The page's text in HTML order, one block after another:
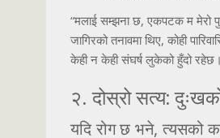
“मलाई सम्झना छ, एकपटक म मेरो
जागिरको तनावमा थिए, कोही
केही न केही संघर्ष लुकेको हुँदो
२. दोस्रो सत्य:
यदि रोग छ भने, त्यसको